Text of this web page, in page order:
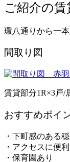
ご紹介の
環八通りから一
間取り図
賃貸部分1R×3戸/
おすすめポイ
・下町感のある
・アクセスに便利
・保育園あり